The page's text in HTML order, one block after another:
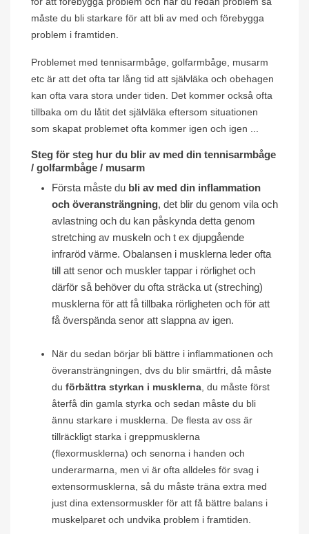
måste du bli starkare för att bli av med och förebygga
problem i framtiden.
Problemet med tennisarmbåge, golfarmbåge, musarm
etc är att det ofta tar lång tid att självläka och obehagen
kan ofta vara stora under tiden. Det kommer också ofta
tillbaka om du låtit det självläka eftersom situationen
som skapat problemet ofta kommer igen och igen ...
Steg för steg hur du blir av med din tennisarmbåge
/ golfarmbåge / musarm
Första måste du bli av med din inflammation
och överansträngning, det blir du genom vila och
avlastning och du kan påskynda detta genom
stretching av muskeln och t ex djupgående
infraröd värme. Obalansen i musklerna leder ofta
till att senor och muskler tappar i rörlighet och
därför så behöver du ofta sträcka ut (streching)
musklerna för att få tillbaka rörligheten och för att
få överspända senor att slappna av igen.
När du sedan börjar bli bättre i inflammationen och
överansträngningen, dvs du blir smärtfri, då måste
du förbättra styrkan i musklerna , du måste först
återfå din gamla styrka och sedan måste du bli
ännu starkare i musklerna. De flesta av oss är
tillräckligt starka i greppmusklerna
(flexormusklerna) och senorna i handen och
underarmarna, men vi är ofta alldeles för svag i
extensormusklerna, så du måste träna extra med
just dina extensormuskler för att få bättre balans i
muskelparet och undvika problem i framtiden.